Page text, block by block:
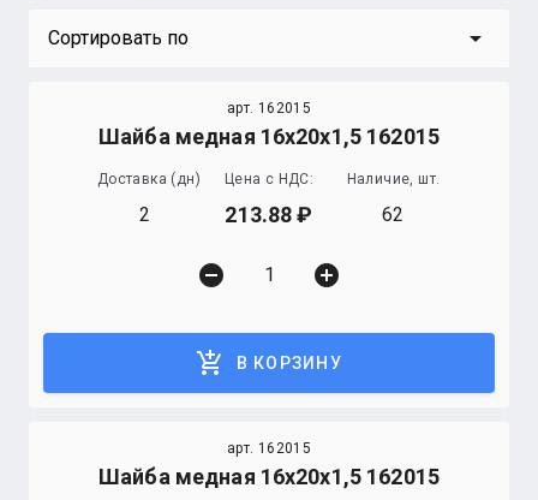
Сортировать по arrow_drop_down
арт. 162015
Шайба медная 16х20х1,5 162015
Доставка (дн)
2
Цена с НДС:
213.88
Наличие, шт.
62
remove_circle add_circle
add_shopping_cart В КОРЗИНУ
арт. 162015
Шайба медная 16х20х1,5 162015